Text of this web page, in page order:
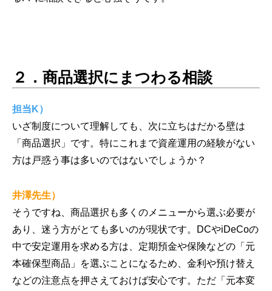
２．商品選択にまつわる相談
担当K）
いざ制度について理解しても、次に立ちはだかる壁は
「商品選択」です。特にこれまで資産運用の経験がない
方は戸惑う事は多いのではないでしょうか？
井澤先生）
そうですね、商品選択も多くのメニューから選ぶ必要が
あり、迷う方がとても多いのが現状です。DCやiDeCoの
中で安定運用を求める方は、定期預金や保険などの「元
本確保型商品」を選ぶことになるため、金利や預け替え
などの注意点を押さえておけば安心です。ただ「元本変